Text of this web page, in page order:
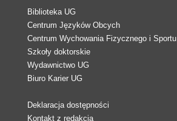
Biblioteka UG
Centrum Języków Obcych
Centrum Wychowania Fizycznego i Sportu
Szkoły doktorskie
Wydawnictwo UG
Biuro Karier UG
Deklaracja dostępności
Kontakt z redakcją